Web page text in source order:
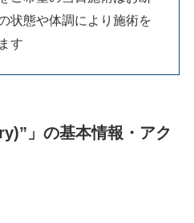
状態や体調により施術を
す
」の基本情報・アク